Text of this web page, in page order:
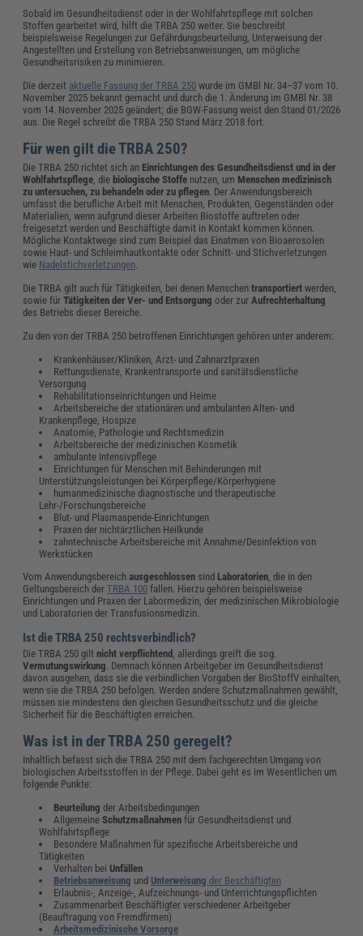
Sobald im Gesundheitsdienst oder in der Wohlfahrtspflege mit solchen
Stoffen gearbeitet wird, hilft die TRBA 250 weiter. Sie beschreibt
beispielsweise Regelungen zur Gefährdungsbeurteilung, Unterweisung der
Angestellten und Erstellung von Betriebsanweisungen, um mögliche
Gesundheitsrisiken zu minimieren.
Die derzeit aktuelle Fassung der TRBA 250 wurde im GMBl Nr. 34–37 vom 10.
November 2025 bekannt gemacht und durch die 1. Änderung im GMBl Nr. 38
vom 14. November 2025 geändert; die BGW-Fassung weist den Stand 01/2026
aus. Die Regel schreibt die TRBA 250 Stand März 2018 fort.
Für wen gilt die TRBA 250?
Die TRBA 250 richtet sich an Einrichtungen des Gesundheitsdienst und in der
Wohlfahrtspflege, die biologische Stoffe nutzen, um Menschen medizinisch
zu untersuchen, zu behandeln oder zu pflegen. Der Anwendungsbereich
umfasst die berufliche Arbeit mit Menschen, Produkten, Gegenständen oder
Materialien, wenn aufgrund dieser Arbeiten Biostoffe auftreten oder
freigesetzt werden und Beschäftigte damit in Kontakt kommen können.
Mögliche Kontaktwege sind zum Beispiel das Einatmen von Bioaerosolen
sowie Haut- und Schleimhautkontakte oder Schnitt- und Stichverletzungen
wie Nadelstichverletzungen.
Die TRBA gilt auch für Tätigkeiten, bei denen Menschen transportiert werden,
sowie fürTätigkeiten der Ver- und Entsorgung oder zurAufrechterhaltung
des Betriebs dieser Bereiche.
Zu den von der TRBA 250 betroffenen Einrichtungen gehören unter anderem:
Krankenhäuser/Kliniken, Arzt- und Zahnarztpraxen
Rettungsdienste, Krankentransporte und sanitätsdienstliche
Versorgung
Rehabilitationseinrichtungen und Heime
Arbeitsbereiche der stationären und ambulanten Alten- und
Krankenpflege, Hospize
Anatomie, Pathologie und Rechtsmedizin
Arbeitsbereiche der medizinischen Kosmetik
ambulante Intensivpflege
Einrichtungen für Menschen mit Behinderungen mit
Unterstützungsleistungen bei Körperpflege/Körperhygiene
humanmedizinische diagnostische und therapeutische
Lehr-/Forschungsbereiche
Blut- und Plasmaspende-Einrichtungen
Praxen der nichtärztlichen Heilkunde
zahntechnische Arbeitsbereiche mit Annahme/Desinfektion von
Werkstücken
Vom Anwendungsbereichausgeschlossen sind Laboratorien , die in den
Geltungsbereich derTRBA 100 fallen. Hierzu gehören beispielsweise
Einrichtungen und Praxen der Labormedizin, der medizinischen Mikrobiologie
und Laboratorien der Transfusionsmedizin.
Ist die TRBA 250 rechtsverbindlich?
Die TRBA 250 giltnicht verpflichtend , allerdings greift die sog.
Vermutungswirkung . Demnach können Arbeitgeber im Gesundheitsdienst
davon ausgehen, dass sie die verbindlichen Vorgaben der BioStoffV einhalten,
wenn sie die TRBA 250 befolgen. Werden andere Schutzmaßnahmen gewählt,
müssen sie mindestens den gleichen Gesundheitsschutz und die gleiche
Sicherheit für die Beschäftigten erreichen.
Was ist in der TRBA 250 geregelt?
Inhaltlich befasst sich die TRBA 250 mit dem fachgerechten Umgang von
biologischen Arbeitsstoffen in der Pflege. Dabei geht es im Wesentlichen um
folgende Punkte:
Beurteilung der Arbeitsbedingungen
Allgemeine Schutzmaßnahmen für Gesundheitsdienst und
Wohlfahrtspflege
Besondere Maßnahmen für spezifische Arbeitsbereiche und
Tätigkeiten
Verhalten bei Unfällen
Betriebsanweisung und Unterweisung der Beschäftigten
Erlaubnis-, Anzeige-, Aufzeichnungs- und Unterrichtungspflichten
Zusammenarbeit Beschäftigter verschiedener Arbeitgeber
(Beauftragung von Fremdfirmen)
Arbeitsmedizinische Vorsorge